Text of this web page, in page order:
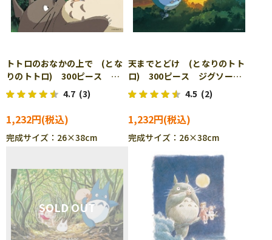
トトロのおなかの上で (とな
りのトトロ) 300ピース ジ
グソーパズル ENS-300-201
4.7 (3)
1,232円
完成サイズ：26×38cm
天までとどけ (となりのトト
ロ) 300ピース ジグソーパ
ズル ENS-300-202
4.5 (2)
1,232円
完成サイズ：26×38cm